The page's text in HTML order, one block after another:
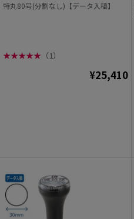
特丸80号(分割なし)【データ入稿】
★★★★★ （1）
¥25,410